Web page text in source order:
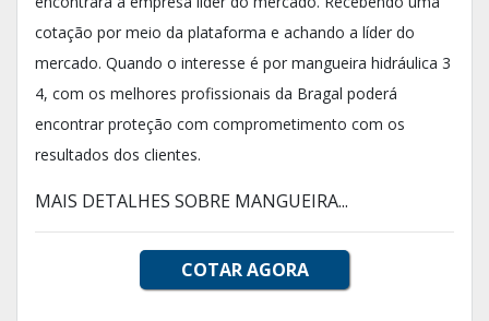
cotação por meio da plataforma e achando a líder do
mercado. Quando o interesse é por mangueira hidráulica 3
4, com os melhores profissionais da Bragal poderá
encontrar proteção com comprometimento com os
resultados dos clientes.
MAIS DETALHES SOBRE MANGUEIRA...
COTAR AGORA